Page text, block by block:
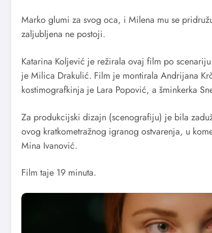
Marko glumi za svog oca, i Milena mu se
zaljubljena ne postoji.
Katarina Koljević je režirala ovaj film po
je Milica Drakulić. Film je montirala Andrijana
kostimografkinja je Lara Popović, a šminkerka
Za produkcijski dizajn (scenografiju) je bila
ovog kratkometražnog igranog ostvarenja, u
Mina Ivanović.
Film taje 19 minuta.